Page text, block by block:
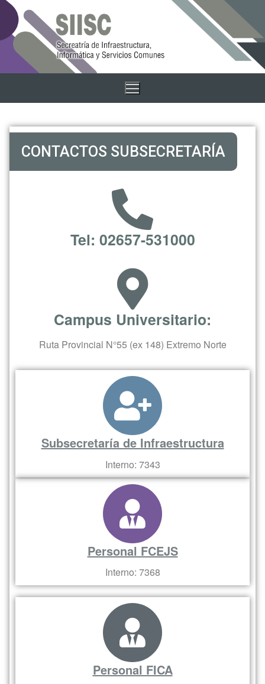
CONTACTOS SUBSECRETARÍA
Tel: 02657-531000
Campus Universitario:
Ruta Provincial N°55 (ex 148) Extremo Norte
Subsecretaría de Infraestructura
Interno: 7343
Personal FCEJS
Interno: 7368
Personal FICA